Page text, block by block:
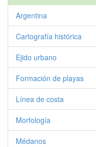
Argentina
Cartografía histórica
Ejido urbano
Formación de playas
Línea de costa
Morfología
Médanos